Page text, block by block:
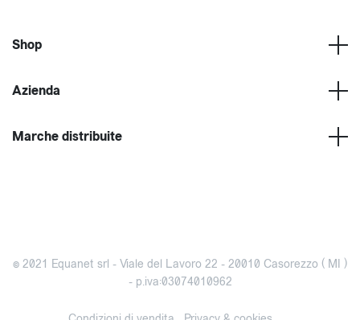
Shop
Azienda
Marche distribuite
© 2021 Equanet srl - Viale del Lavoro 22 - 20010 Casorezzo ( MI )
- p.iva:03074010962